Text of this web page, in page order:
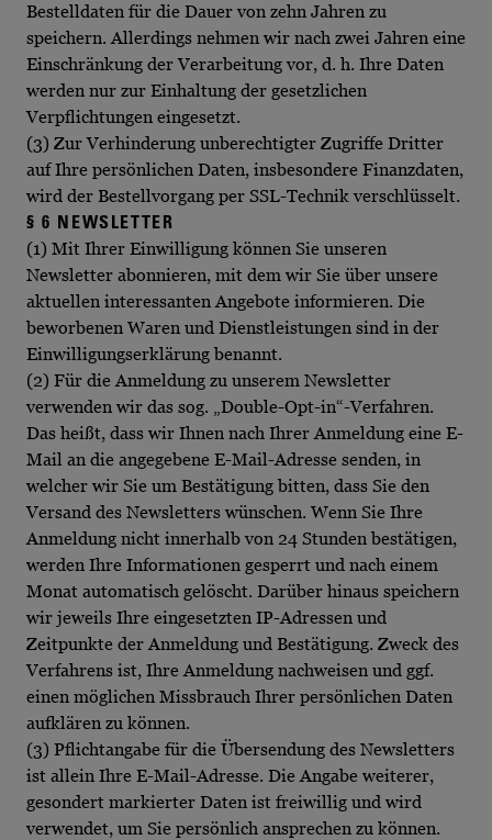
Bestelldaten für die Dauer von zehn Jahren zu
speichern. Allerdings nehmen wir nach zwei Jahren eine
Einschränkung der Verarbeitung vor, d. h. Ihre Daten
werden nur zur Einhaltung der gesetzlichen
Verpflichtungen eingesetzt.
(3) Zur Verhinderung unberechtigter Zugriffe Dritter
auf Ihre persönlichen Daten, insbesondere Finanzdaten,
wird der Bestellvorgang per SSL-Technik verschlüsselt.
§ 6 NEWSLETTER
(1) Mit Ihrer Einwilligung können Sie unseren
Newsletter abonnieren, mit dem wir Sie über unsere
aktuellen interessanten Angebote informieren. Die
beworbenen Waren und Dienstleistungen sind in der
Einwilligungserklärung benannt.
(2) Für die Anmeldung zu unserem Newsletter
verwenden wir das sog. „Double-Opt-in“-Verfahren.
Das heißt, dass wir Ihnen nach Ihrer Anmeldung eine E-
Mail an die angegebene E-Mail-Adresse senden, in
welcher wir Sie um Bestätigung bitten, dass Sie den
Versand des Newsletters wünschen. Wenn Sie Ihre
Anmeldung nicht innerhalb von 24 Stunden bestätigen,
werden Ihre Informationen gesperrt und nach einem
Monat automatisch gelöscht. Darüber hinaus speichern
wir jeweils Ihre eingesetzten IP-Adressen und
Zeitpunkte der Anmeldung und Bestätigung. Zweck des
Verfahrens ist, Ihre Anmeldung nachweisen und ggf.
einen möglichen Missbrauch Ihrer persönlichen Daten
aufklären zu können.
(3) Pflichtangabe für die Übersendung des Newsletters
ist allein Ihre E-Mail-Adresse. Die Angabe weiterer,
gesondert markierter Daten ist freiwillig und wird
verwendet, um Sie persönlich ansprechen zu können.